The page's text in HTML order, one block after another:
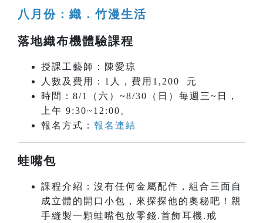
八月份：織．竹漫生活
落地織布機體驗課程
授課工藝師：陳愛琼
人數及費用：1人，費用1,200 元
時間：8/1（六）~8/30（日）每週三~日，
上午 9:30~12:00。
報名方式： 報名連結
蛙嘴包
課程介紹：沒有任何金屬配件，組合三面自
成立體的開口小包，來探探他的奧秘吧！親
手縫製一顆蛙嘴包放零錢.首飾耳機.戒